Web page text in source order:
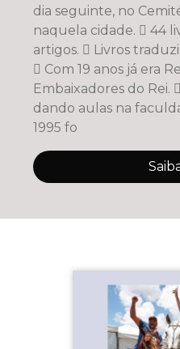
dia seguinte, no
naquela cidade.  44
artigos.  Livros
 Com 19 anos já era
Embaixadores do Rei.  Com 29 anos já estava
dando aulas na faculdade
1995 fo